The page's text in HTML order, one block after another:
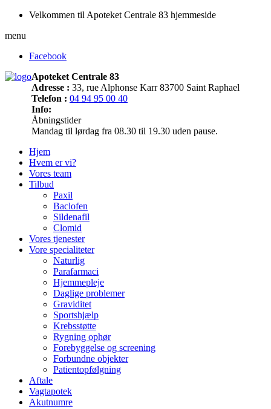
Velkommen til Apoteket Centrale 83 hjemmeside
menu
Facebook
Apoteket Centrale 83
Adresse : 33, rue Alphonse Karr 83700 Saint Raphael
Telefon : 04 94 95 00 40
Info:
Åbningstider
Mandag til lørdag fra 08.30 til 19.30 uden pause.
Hjem
Hvem er vi?
Vores team
Tilbud
Paxil
Baclofen
Sildenafil
Clomid
Vores tjenester
Vore specialiteter
Naturlig
Parafarmaci
Hjemmepleje
Daglige problemer
Graviditet
Sportshjælp
Krebsstøtte
Rygning ophør
Forebyggelse og screening
Forbundne objekter
Patientopfølgning
Aftale
Vagtapotek
Akutnumre